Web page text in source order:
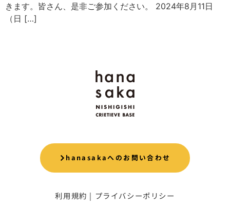
きます。皆さん、是非ご参加ください。 2024年8月11日
（日 […]
hanasakaへのお問い合わせ
利用規約 | プライバシーポリシー